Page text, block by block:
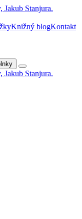
Knižný blogKontakt